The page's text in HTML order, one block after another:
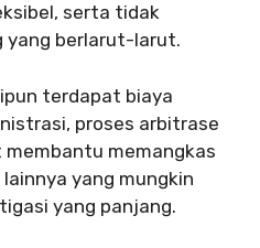
serta tidak
yang berlarut-larut.
terdapat biaya
proses arbitrase
memangkas
yang mungkin
yang panjang.